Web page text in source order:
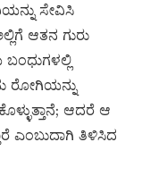
ಸೇವಿಸಿ
ಆತನ ಗುರು
ರೋಗಿಯನ್ನು
ಆದರೆ ಆ
ಎಂಬುದಾಗಿ ತಿಳಿಸಿದ